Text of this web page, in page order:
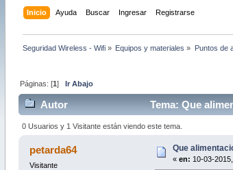
Inicio Ayuda Buscar Ingresar Registrarse
Seguridad Wireless - Wifi» Equipos y materiales » Puntos de
Páginas: [1] Ir Abajo
Autor Tema: Que
0 Usuarios y 1 Visitante están viendo este tema.
petarda64
Visitante
Que
« en: 10-03-